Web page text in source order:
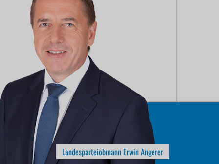
Landesparteiobmann Erwin Angerer